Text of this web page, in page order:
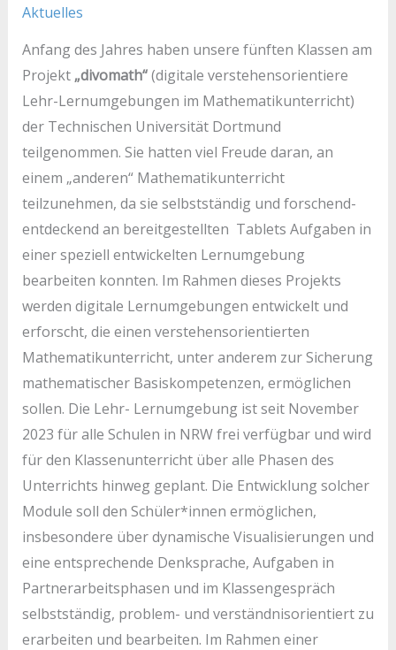
Aktuelles
Anfang des Jahres haben unsere fünften Klassen am
Projekt „divomath“(digitale verstehensorientiere
Lehr-Lernumgebungen im Mathematikunterricht)
der Technischen Universität Dortmund
teilgenommen. Sie hatten viel Freude daran, an
einem „anderen“ Mathematikunterricht
teilzunehmen, da sie selbstständig und forschend-
entdeckend an bereitgestellten Tablets Aufgaben in
einer speziell entwickelten Lernumgebung
bearbeiten konnten. Im Rahmen dieses Projekts
werden digitale Lernumgebungen entwickelt und
erforscht, die einen verstehensorientierten
Mathematikunterricht, unter anderem zur Sicherung
mathematischer Basiskompetenzen, ermöglichen
sollen. Die Lehr- Lernumgebung ist seit November
2023 für alle Schulen in NRW frei verfügbar und wird
für den Klassenunterricht über alle Phasen des
Unterrichts hinweg geplant. Die Entwicklung solcher
Module soll den Schüler*innen ermöglichen,
insbesondere über dynamische Visualisierungen und
eine entsprechende Denksprache, Aufgaben in
Partnerarbeitsphasen und im Klassengespräch
selbstständig, problem- und verständnisorientiert zu
erarbeiten und bearbeiten. Im Rahmen einer